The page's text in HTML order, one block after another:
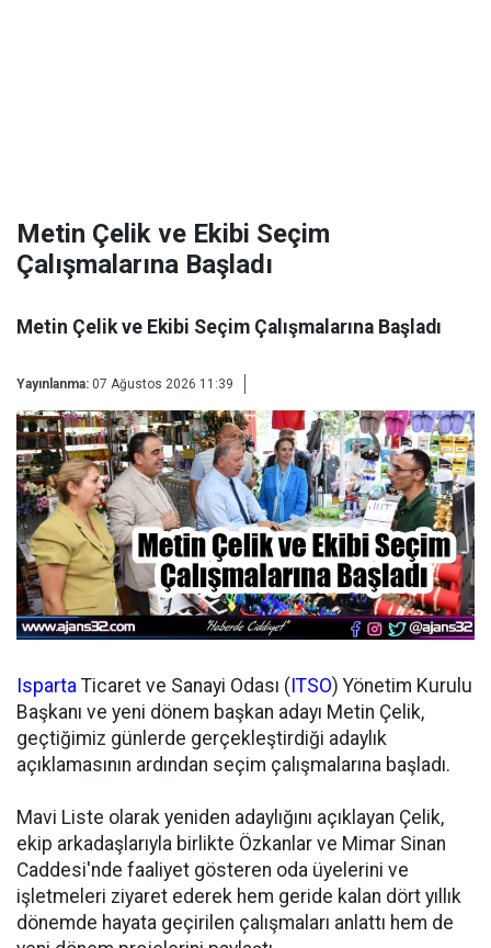
Metin Çelik ve Ekibi Seçim
Çalışmalarına Başladı
Metin Çelik ve Ekibi Seçim Çalışmalarına Başladı
Yayınlanma: 07 Ağustos 2026 11:39
Isparta Ticaret ve Sanayi Odası ( ITSO) Yönetim Kurulu
Başkanı ve yeni dönem başkan adayı Metin Çelik,
geçtiğimiz günlerde gerçekleştirdiği adaylık
açıklamasının ardından seçim çalışmalarına başladı.
Mavi Liste olarak yeniden adaylığını açıklayan Çelik,
ekip arkadaşlarıyla birlikte Özkanlar ve Mimar Sinan
Caddesi'nde faaliyet gösteren oda üyelerini ve
işletmeleri ziyaret ederek hem geride kalan dört yıllık
dönemde hayata geçirilen çalışmaları anlattı hem de